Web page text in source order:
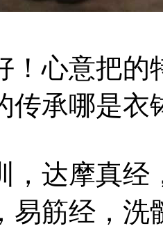
心意把的
传承哪是衣
达摩真经
筋经，洗